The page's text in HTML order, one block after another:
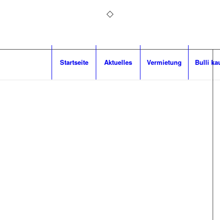
Startseite Aktuelles Vermietung Bulli